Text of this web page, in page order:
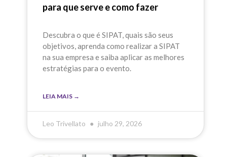
para que serve e como fazer
Descubra o que é SIPAT, quais são seus
objetivos, aprenda como realizar a SIPAT
na sua empresa e saiba aplicar as melhores
estratégias para o evento.
LEIA MAIS →
Leo Trivellato julho 29, 2026